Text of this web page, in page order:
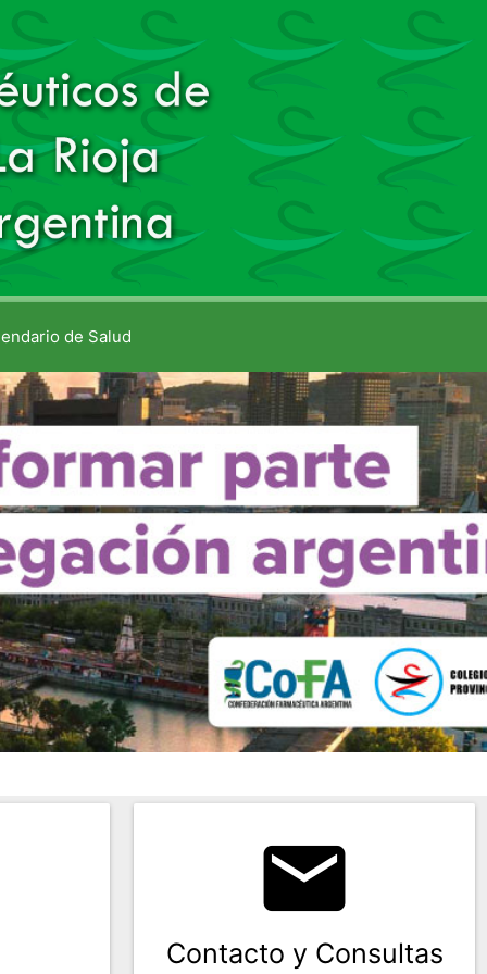
de Salud
email
Contacto y Consultas